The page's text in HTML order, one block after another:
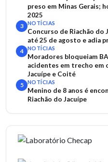
preso em Minas Gerais;
2025
3 NOTÍCIAS
Concurso de Riachão do
até 25 de agosto e adia
4 NOTÍCIAS
Moradores bloqueiam
acidentes em trecho em
Jacuípe e Coité
5 NOTÍCIAS
Menino de 8 anos é
Riachão do Jacuípe